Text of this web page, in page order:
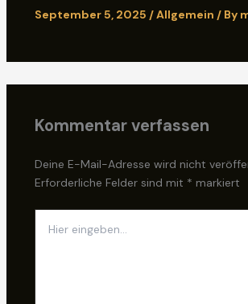
September 5, 2025 /Allgemein / By
Kommentar verfassen
Deine E-Mail-Adresse wird nicht
Erforderliche Felder sind mit * markiert
eingeben…